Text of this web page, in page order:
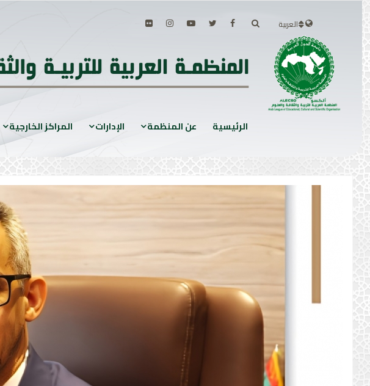
العربية
الرئيسية عن المنظمة الإدارات المراكز الخارجية